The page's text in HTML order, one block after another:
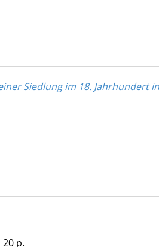
Siedlung im 18. Jahrhundert
20 p.